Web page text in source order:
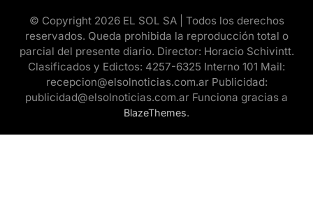
© Copyright 2026 EL SOL SA | Todos los derechos
reservados. Queda prohibida la reproducción total o
parcial del presente diario. Director: Horacio Schivintt.
Clasificados y Edictos: 4257-6325 Interno 101 Mail:
recepcion@elsolnoticias.com.ar Publicidad:
publicidad@elsolnoticias.com.ar Funciona gracias a
BlazeThemes.